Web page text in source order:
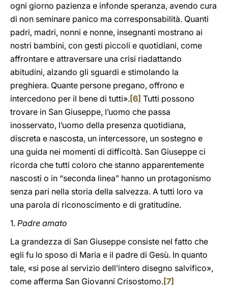
ogni giorno pazienza e infonde speranza, avendo cura
di non seminare panico ma corresponsabilità. Quanti
padri, madri, nonni e nonne, insegnanti mostrano ai
nostri bambini, con gesti piccoli e quotidiani, come
affrontare e attraversare una crisi riadattando
abitudini, alzando gli sguardi e stimolando la
preghiera. Quante persone pregano, offrono e
intercedono per il bene di tutti».[6] Tutti possono
trovare in San Giuseppe, l’uomo che passa
inosservato, l’uomo della presenza quotidiana,
discreta e nascosta, un intercessore, un sostegno e
una guida nei momenti di difficoltà. San Giuseppe ci
ricorda che tutti coloro che stanno apparentemente
nascosti o in “seconda linea” hanno un protagonismo
senza pari nella storia della salvezza. A tutti loro va
una parola di riconoscimento e di gratitudine.
1. Padre amato
La grandezza di San Giuseppe consiste nel fatto che
egli fu lo sposo di Maria e il padre di Gesù. In quanto
tale, «si pose al servizio dell’intero disegno salvifico»,
come afferma San Giovanni Crisostomo.[7]